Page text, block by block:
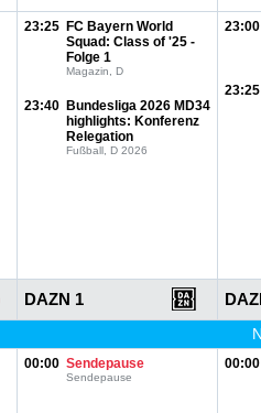
23:25 FC Bayern World
Squad: Class of '25 -
Folge 1
Magazin, D
23:40 Bundesliga 2026 MD34
highlights: Konferenz
Relegation
Fußball, D 2026
23:00
23:25
DAZN 1
00:00 Sendepause
Sendepause
00:00